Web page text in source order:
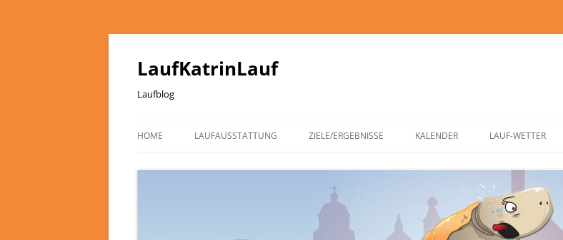
LaufKatrinLauf
Laufblog
Inhalt
HOME LAUFAUSSTATTUNG ZIELE/ERGEBNISSE KALENDER LAUF-WETTER